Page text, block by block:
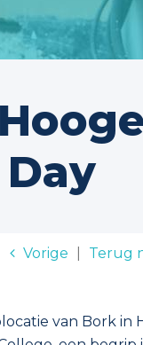
Vorige Terug
van Bork in